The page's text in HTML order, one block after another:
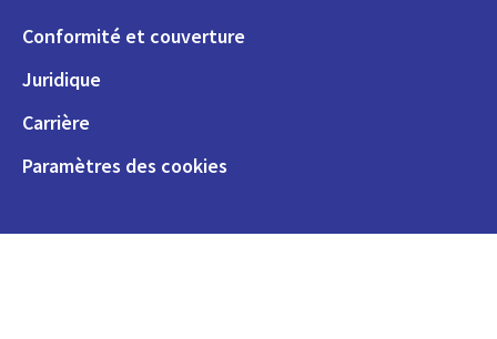
Conformité et couverture
Juridique
Carrière
Paramètres des cookies